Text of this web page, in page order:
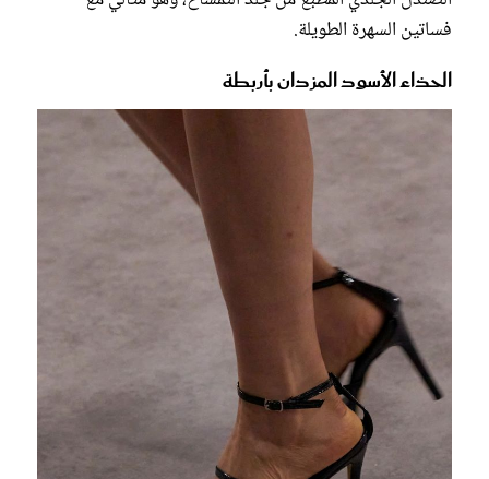
فساتين السهرة الطويلة.
الحذاء الأسود المزدان بأربطة